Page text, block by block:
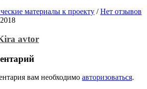
материалы к проекту / Нет отзывов
avtor
вам необходимо авторизоваться.